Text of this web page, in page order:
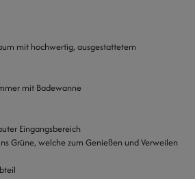
mit hochwertig, ausgestattetem
mit Badewanne
Eingangsbereich
Grüne, welche zum Genießen und Verweilen